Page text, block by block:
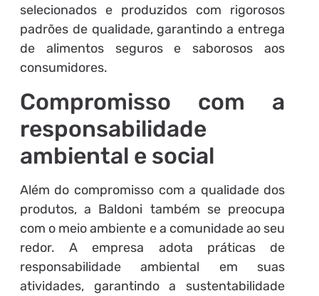
selecionados e produzidos com rigorosos
padrões de qualidade, garantindo a entrega
de alimentos seguros e saborosos aos
consumidores.
Compromisso com a
responsabilidade
ambiental e social
Além do compromisso com a qualidade dos
produtos, a Baldoni também se preocupa
com o meio ambiente e a comunidade ao seu
redor. A empresa adota práticas de
responsabilidade ambiental em suas
atividades, garantindo a sustentabilidade